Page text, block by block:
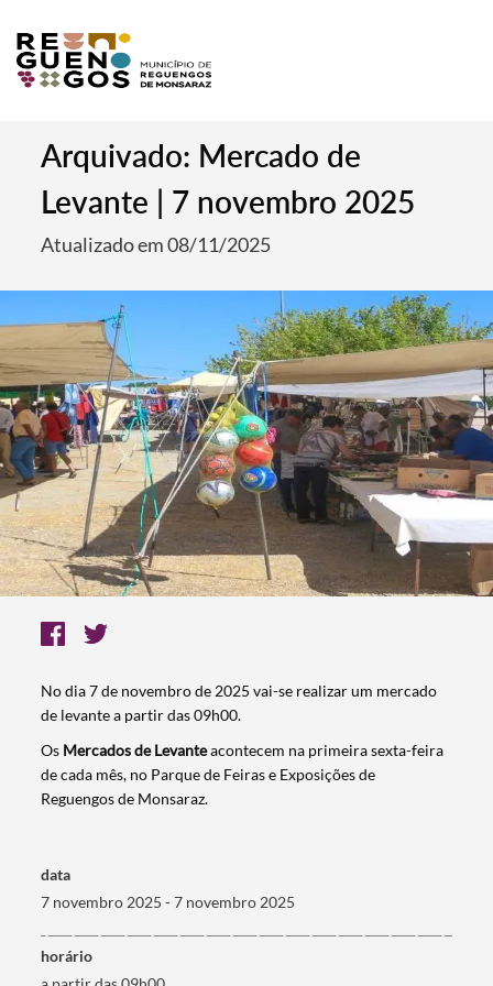
Arquivado: Mercado de
Levante | 7 novembro 2025
Atualizado em 08/11/2025
No dia 7 de novembro de 2025 vai-se realizar um mercado
de levante a partir das 09h00.
Os Mercados de Levanteacontecem na primeira sexta-feira
de cada mês, no Parque de Feiras e Exposições de
Reguengos de Monsaraz.
data
7 novembro 2025 - 7 novembro 2025
horário